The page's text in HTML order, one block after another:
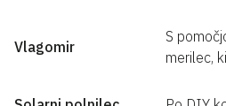
Vlagomir
S
merilec,